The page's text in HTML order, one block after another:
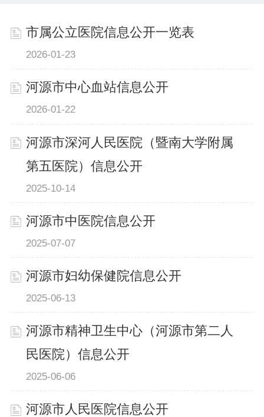
市属公立医院信息公开一览表
2026-01-23
河源市中心血站信息公开
2026-01-22
河源市深河人民医院（暨南大学附属
第五医院）信息公开
2025-10-14
河源市中医院信息公开
2025-07-07
河源市妇幼保健院信息公开
2025-06-13
河源市精神卫生中心（河源市第二人
民医院）信息公开
2025-06-06
河源市人民医院信息公开